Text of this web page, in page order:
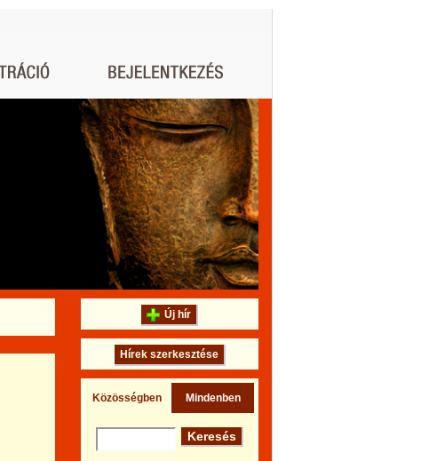
Új hír
Hírek szerkesztése
Közösségben Mindenben